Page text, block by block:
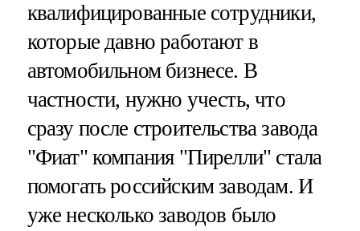
квалифицированные сотрудники,
которые давно работают в
автомобильном бизнесе. В
частности, нужно учесть, что
сразу после строительства завода
"Фиат" компания "Пирелли" стала
помогать российским заводам. И
уже несколько заводов было